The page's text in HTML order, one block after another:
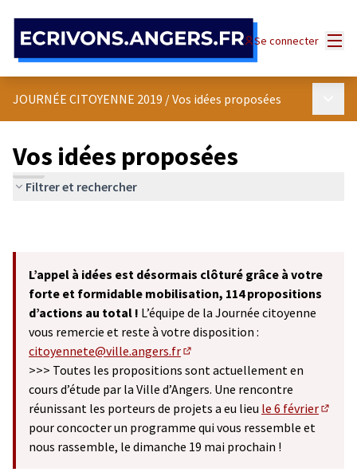
Se connecter
JOURNÉE CITOYENNE 2019 /Vos idées proposées
Vos idées proposées
Filtrer et rechercher
L’appel à idées est désormais clôturé grâce à votre
forte et formidable mobilisation, 114 propositions
d’actions au total ! L’équipe de la Journée citoyenne
vous remercie et reste à votre disposition :
citoyennete@ville.angers.fr
(S'ouvre dans un nouvel onglet)
>>> Toutes les propositions sont actuellement en
cours d’étude par la Ville d’Angers. Une rencontre
réunissant les porteurs de projets a eu lieu le 6 février
pour concocter un programme qui vous ressemble et
nous rassemble, le dimanche 19 mai prochain !